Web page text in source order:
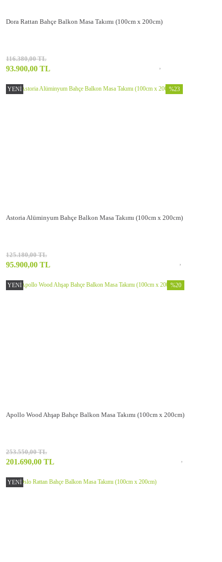
Dora Rattan Bahçe Balkon Masa Takımı (100cm x 200cm)
116.380,00 TL
93.900,00 TL
YENİ
Astoria Alüminyum Bahçe Balkon Masa Takımı (100cm x 200cm)
%23
125.180,00 TL
95.900,00 TL
YENİ
Apollo Wood Ahşap Bahçe Balkon Masa Takımı (100cm x 200cm)
%20
253.550,00 TL
201.690,00 TL
YENİ